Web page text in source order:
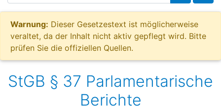
Warnung: Dieser Gesetzestext ist möglicherweise
veraltet, da der Inhalt nicht aktiv gepflegt wird. Bitte
prüfen Sie die offiziellen Quellen.
StGB § 37 Parlamentarische
Berichte